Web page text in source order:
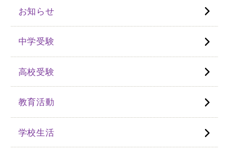
お知らせ
中学受験
高校受験
教育活動
学校生活